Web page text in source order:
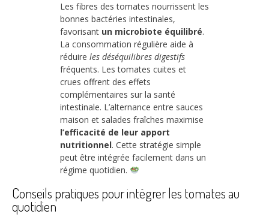
Les fibres des tomates nourrissent les
bonnes bactéries intestinales,
favorisant un microbiote équilibré.
La consommation régulière aide à
réduire les déséquilibres digestifs
fréquents. Les tomates cuites et
crues offrent des effets
complémentaires sur la santé
intestinale. L’alternance entre sauces
maison et salades fraîches maximise
l’efficacité de leur apport
nutritionnel. Cette stratégie simple
peut être intégrée facilement dans un
régime quotidien.
Conseils pratiques pour intégrer les tomates au
quotidien